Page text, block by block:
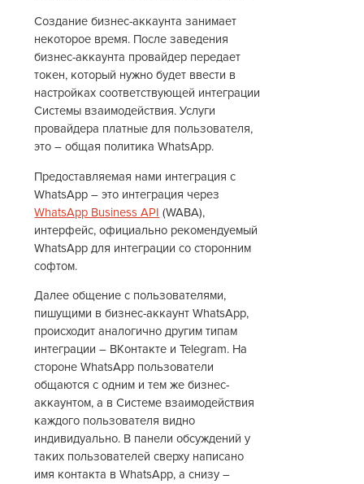
Создание бизнес-аккаунта занимает
некоторое время. После заведения
бизнес-аккаунта провайдер передает
токен, который нужно будет ввести в
настройках соответствующей интеграции
Системы взаимодействия. Услуги
провайдера платные для пользователя,
это – общая политика WhatsApp.
Предоставляемая нами интеграция с
WhatsApp – это интеграция через
WhatsApp Business API (WABA),
интерфейс, официально рекомендуемый
WhatsApp для интеграции со сторонним
софтом.
Далее общение с пользователями,
пишущими в бизнес-аккаунт WhatsApp,
происходит аналогично другим типам
интеграции – ВКонтакте и Telegram. На
стороне WhatsApp пользователи
общаются с одним и тем же бизнес-
аккаунтом, а в Системе взаимодействия
каждого пользователя видно
индивидуально. В панели обсуждений у
таких пользователей сверху написано
имя контакта в WhatsApp, а снизу –